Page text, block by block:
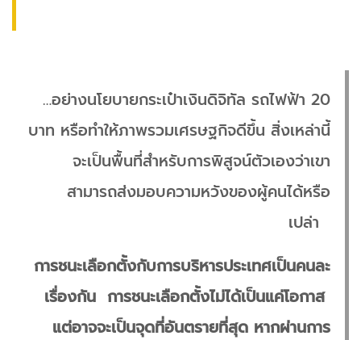
…อย่างนโยบายกระเป๋าเงินดิจิทัล รถไฟฟ้า 20
บาท หรือทำให้ภาพรวมเศรษฐกิจดีขึ้น สิ่งเหล่านี้
จะเป็นพื้นที่สำหรับการพิสูจน์ตัวเองว่าเขา
สามารถส่งมอบความหวังของผู้คนได้หรือ
เปล่า
การชนะเลือกตั้งกับการบริหารประเทศเป็นคนละ
เรื่องกัน การชนะเลือกตั้งไม่ได้เป็นแค่โอกาส
แต่อาจจะเป็นจุดที่อันตรายที่สุด หากผ่านการ